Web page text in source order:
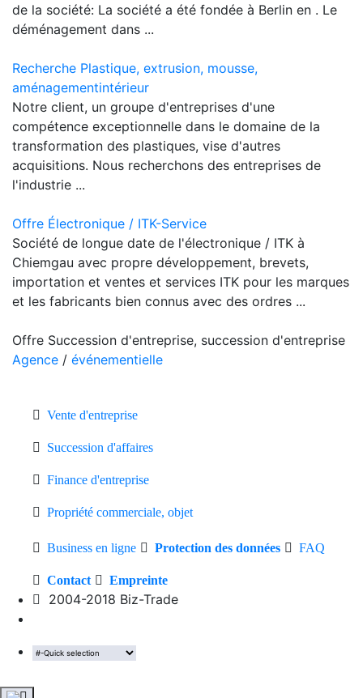
de la société: La société a été fondée à Berlin en . Le
déménagement dans ...
Recherche Plastique, extrusion, mousse,
aménagementintérieur
Notre client, un groupe d'entreprises d'une
compétence exceptionnelle dans le domaine de la
transformation des plastiques, vise d'autres
acquisitions. Nous recherchons des entreprises de
l'industrie ...
Offre Électronique / ITK-Service
Société de longue date de l'électronique / ITK à
Chiemgau avec propre développement, brevets,
importation et ventes et services ITK pour les marques
et les fabricants bien connus avec des ordres ...
Offre Succession d'entreprise, succession d'entreprise
Agence / événementielle
Vente d'entreprise
Succession d'affaires
Finance d'entreprise
Propriété commerciale, objet
Business en ligne Protection des données FAQ
Contact Empreinte
2004-2018 Biz-Trade